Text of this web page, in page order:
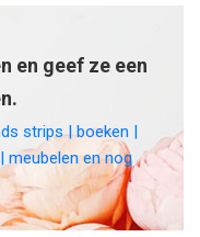
en geef ze een
strips | boeken |
meubelen en nog